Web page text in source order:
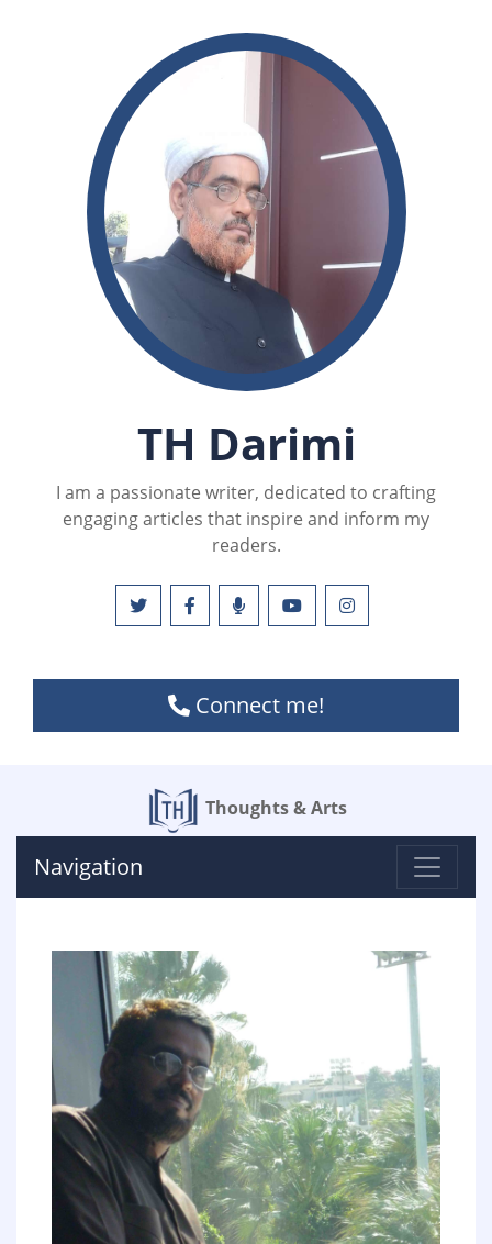
TH Darimi
I am a passionate writer, dedicated to crafting
engaging articles that inspire and inform my
readers.
Connect me!
Thoughts & Arts
Navigation